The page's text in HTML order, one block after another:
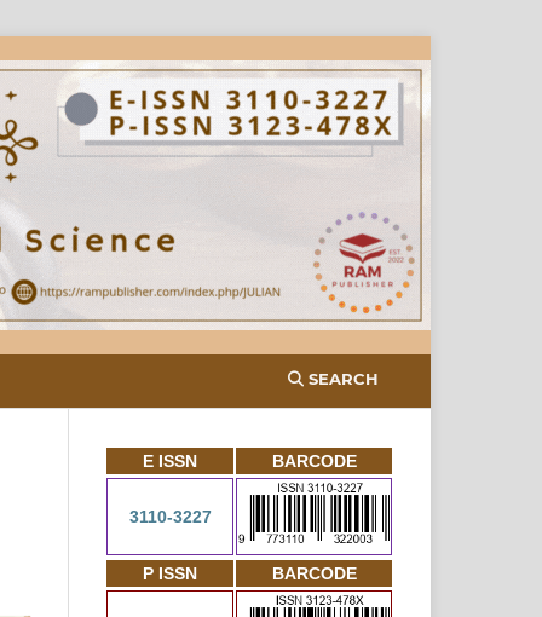
SEARCH
E ISSN BARCODE
3110-3227
P ISSN BARCODE